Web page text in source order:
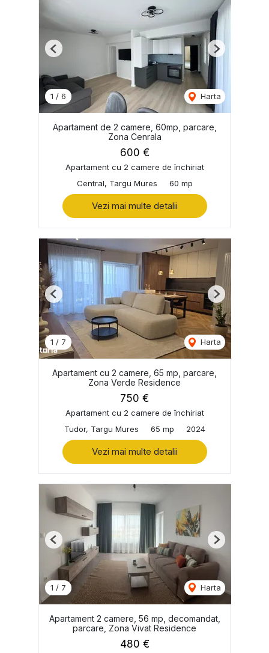
1 / 6 Harta
Previous Next
Apartament de 2 camere, 60mp, parcare,
Zona Cenrala
600 €
Apartament cu 2 camere de închiriat
Central, Targu Mures
60 mp
Vezi mai multe detalii
1 / 7 Harta
Previous Next
Apartament cu 2 camere, 65 mp, parcare,
Zona Verde Residence
750 €
Apartament cu 2 camere de închiriat
Tudor, Targu Mures
65 mp 2024
Vezi mai multe detalii
1 / 7 Harta
Previous Next
Apartament 2 camere, 56 mp, decomandat,
parcare, Zona Vivat Residence
480 €